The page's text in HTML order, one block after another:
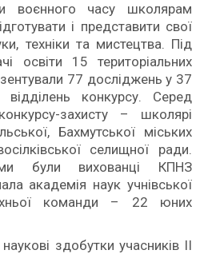
воєнного часу школярам
і представити свої
техніки та мистецтва. Під
освіти 15 територіальних
77 досліджень у 37
конкурсу. Серед
захисту – школярі
Бахмутської міських
селищної ради.
були вихованці КПНЗ
академія наук учнівської
команди – 22 юних
здобутки учасників ІІ